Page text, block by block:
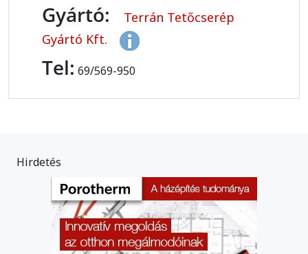
Gyártó:
Terrán Tetőcserép
Gyártó Kft.
Tel: 69/569-950
Hirdetés